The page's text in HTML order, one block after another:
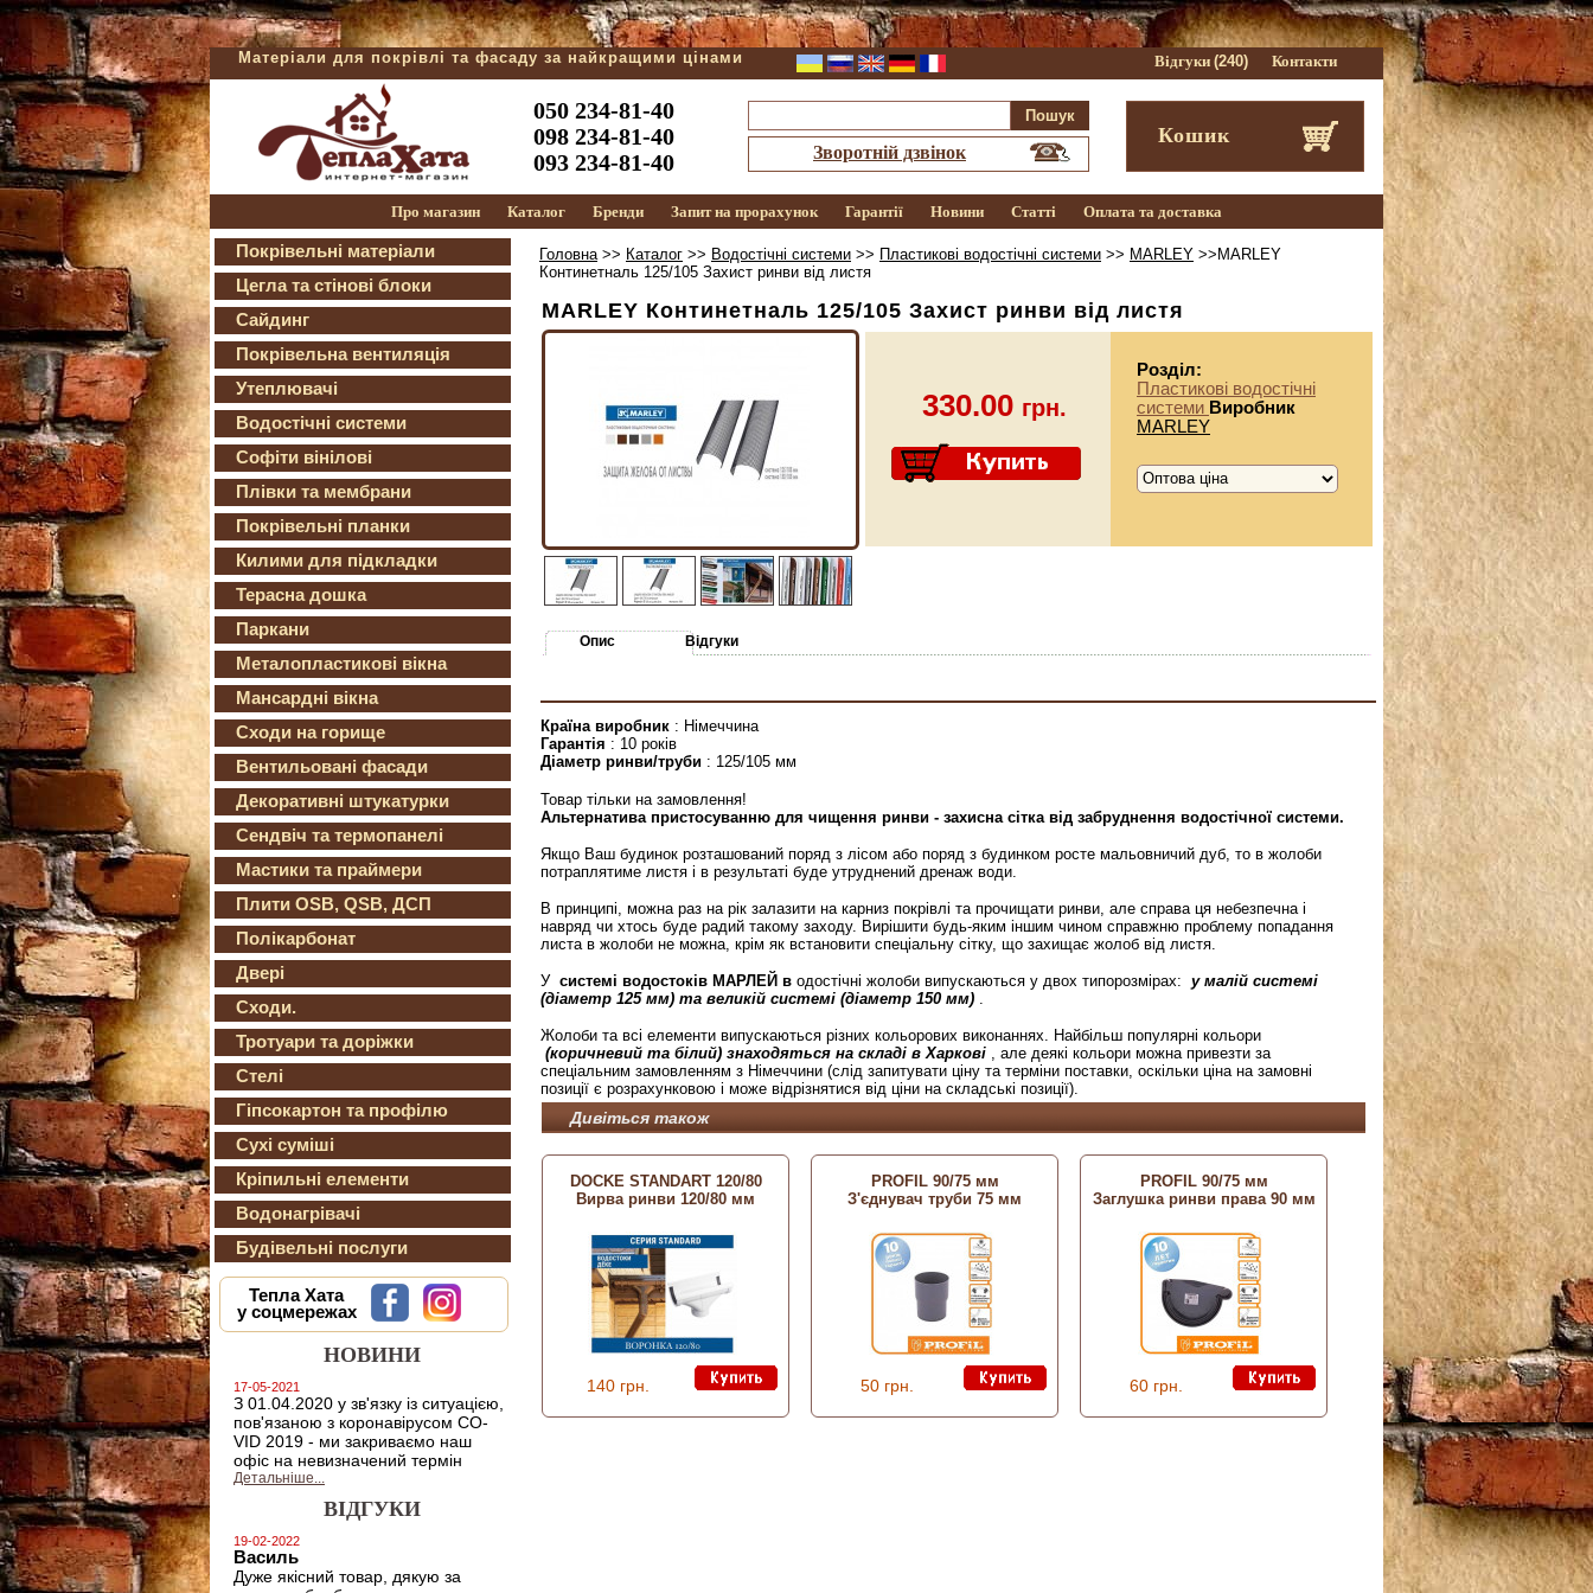
Матеріали для покрівлі та фасаду за найкращими цінами Відгуки (240) Контакти
050 234-81-40
098 234-81-40
093 234-81-40
Зворотній дзвінок
Кошик
Про магазин Каталог Бренди Запит на прорахунок Гарантії Новини Статті Оплата та доставка
Покрівельні матеріали
Цегла та стінові блоки
Сайдинг
Покрівельна вентиляція
Утеплювачі
Водостічні системи
Софіти вінілові
Плівки та мембрани
Покрівельні планки
Килими для підкладки
Терасна дошка
Паркани
Металопластикові вікна
Мансардні вікна
Сходи на горище
Вентильовані фасади
Декоративні штукатурки
Сендвіч та термопанелі
Мастики та праймери
Плити OSB, QSB, ДСП
Полікарбонат
Двері
Сходи.
Тротуари та доріжки
Стелі
Гіпсокартон та профілю
Сухі суміші
Кріпильні елементи
Водонагрівачі
Будівельні послуги
Тепла Хата
у соцмережах
НОВИНИ
17-05-2021
З 01.04.2020 у зв'язку із ситуацією,
пов'язаною з коронавірусом CO-
VID 2019 - ми закриваємо наш
офіс на невизначений термін
Детальніше...
ВІДГУКИ
19-02-2022
Василь
Дуже якісний товар, дякую за
Головна>> Каталог >> Водостічні системи >> Пластикові водостічні системи >> MARLEY >>MARLEY
Континетналь 125/105 Захист ринви від листя
MARLEY Континетналь 125/105 Захист ринви від листя
330.00 грн.
Розділ:
Пластикові водостічні
системи Виробник
MARLEY
Опис Відгуки
Країна виробник : Німеччина
Гарантія : 10 років
Діаметр ринви/труби : 125/105 мм
Товар тільки на замовлення!
Альтернатива пристосуванню для чищення ринви - захисна сітка від забруднення водостічної системи.
Якщо Ваш будинок розташований поряд з лісом або поряд з будинком росте мальовничий дуб, то в жолоби
потраплятиме листя і в результаті буде утруднений дренаж води.
В принципі, можна раз на рік залазити на карниз покрівлі та прочищати ринви, але справа ця небезпечна і
навряд чи хтось буде радий такому заходу. Вирішити будь-яким іншим чином справжню проблему попадання
листа в жолоби не можна, крім як встановити спеціальну сітку, що захищає жолоб від листя.
У системі водостоків МАРЛЕЙ в одостічні жолоби випускаються у двох типорозмірах: у малій системі
(діаметр 125 мм) та великій системі (діаметр 150 мм)
Жолоби та всі елементи випускаються різних кольорових виконаннях. Найбільш популярні кольори
(коричневий та білий) знаходяться на складі в Харкові , але деякі кольори можна привезти за
спеціальним замовленням з Німеччини (слід запитувати ціну та терміни поставки, оскільки ціна на замовні
позиції є розрахунковою і може відрізнятися від ціни на складські позиції).
Дивіться також
DOCKE STANDART 120/80
Вирва ринви 120/80 мм
140 грн.
PROFIL 90/75 мм
З'єднувач труби 75 мм
50 грн.
PROFIL 90/75 мм
Заглушка ринви права 90 мм
60 грн.